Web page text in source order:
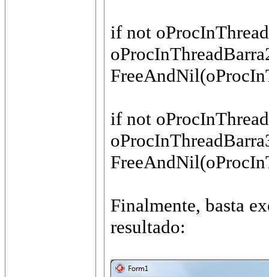
if not
if not
Finalmente, basta
resultado: